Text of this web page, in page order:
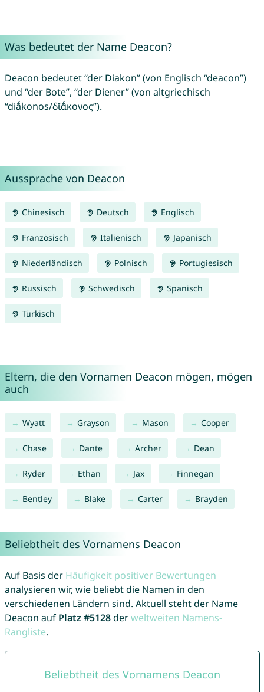
Was bedeutet der Name Deacon?
Deacon bedeutet “der Diakon” (von Englisch “deacon”)
und “der Bote”, “der Diener” (von altgriechisch
“diā́konos/δῐᾱ́κονος”).
Aussprache von Deacon
Chinesisch Deutsch Englisch
Französisch Italienisch Japanisch
Niederländisch Polnisch Portugiesisch
Russisch Schwedisch Spanisch
Türkisch
Eltern, die den Vornamen Deacon mögen, mögen
auch
Wyatt Grayson Mason Cooper
Chase Dante Archer Dean
Ryder Ethan Jax Finnegan
Bentley Blake Carter Brayden
Beliebtheit des Vornamens Deacon
Auf Basis der Häufigkeit positiver Bewertungen
analysieren wir, wie beliebt die Namen in den
verschiedenen Ländern sind. Aktuell steht der Name
Deacon auf Platz #5128derweltweiten Namens-
Rangliste.